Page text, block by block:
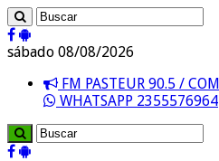
sábado 08/08/2026
FM PASTEUR 90.5 /
WHATSAPP 2355576964